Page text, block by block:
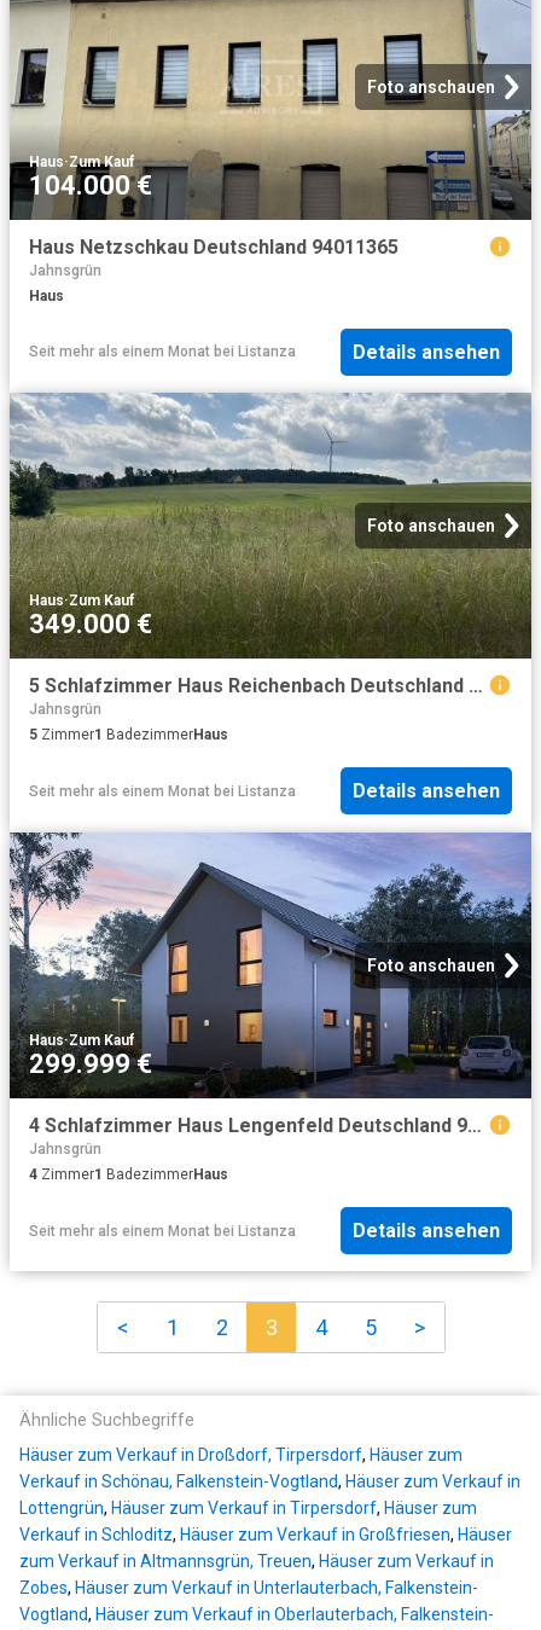
Foto anschauen
Haus·Zum Kauf
104.000 €
Haus Netzschkau Deutschland 94011365
Jahnsgrün
Haus
Seit mehr als einem Monat bei Listanza Details ansehen
Foto anschauen
Haus·Zum Kauf
349.000 €
5 Schlafzimmer Haus Reichenbach Deutschland 98793783
Jahnsgrün
5 Zimmer1 BadezimmerHaus
Seit mehr als einem Monat bei Listanza Details ansehen
Foto anschauen
Haus·Zum Kauf
299.999 €
4 Schlafzimmer Haus Lengenfeld Deutschland 98793723
Jahnsgrün
4 Zimmer1 BadezimmerHaus
Seit mehr als einem Monat bei Listanza Details ansehen
< 1 2 3 4 5 >
Ähnliche Suchbegriffe
Häuser zum Verkauf in Droßdorf, Tirpersdorf, Häuser zum
Verkauf in Schönau, Falkenstein-Vogtland, Häuser zum Verkauf in
Lottengrün, Häuser zum Verkauf in Tirpersdorf, Häuser zum
Verkauf in Schloditz, Häuser zum Verkauf in Großfriesen, Häuser
zum Verkauf in Altmannsgrün, Treuen, Häuser zum Verkauf in
Zobes, Häuser zum Verkauf in Unterlauterbach, Falkenstein-
Vogtland, Häuser zum Verkauf in Oberlauterbach, Falkenstein-